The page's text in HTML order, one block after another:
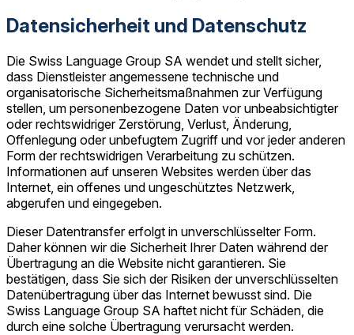
Datensicherheit und Datenschutz
Die Swiss Language Group SA wendet und stellt sicher,
dass Dienstleister angemessene technische und
organisatorische Sicherheitsmaßnahmen zur Verfügung
stellen, um personenbezogene Daten vor unbeabsichtigter
oder rechtswidriger Zerstörung, Verlust, Änderung,
Offenlegung oder unbefugtem Zugriff und vor jeder anderen
Form der rechtswidrigen Verarbeitung zu schützen.
Informationen auf unseren Websites werden über das
Internet, ein offenes und ungeschütztes Netzwerk,
abgerufen und eingegeben.
Dieser Datentransfer erfolgt in unverschlüsselter Form.
Daher können wir die Sicherheit Ihrer Daten während der
Übertragung an die Website nicht garantieren. Sie
bestätigen, dass Sie sich der Risiken der unverschlüsselten
Datenübertragung über das Internet bewusst sind. Die
Swiss Language Group SA haftet nicht für Schäden, die
durch eine solche Übertragung verursacht werden.